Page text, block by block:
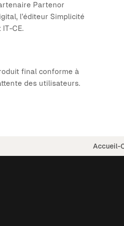
Partenor
l’éditeur Simplicité
IT-CE.
final conforme à
des utilisateurs.
Accueil-